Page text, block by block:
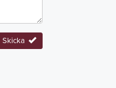
Skicka